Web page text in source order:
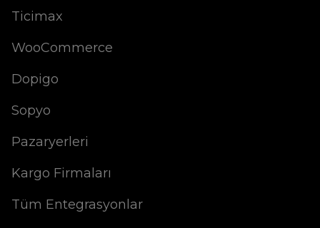
Ticimax
WooCommerce
Dopigo
Sopyo
Pazaryerleri
Kargo Firmaları
Tüm Entegrasyonlar